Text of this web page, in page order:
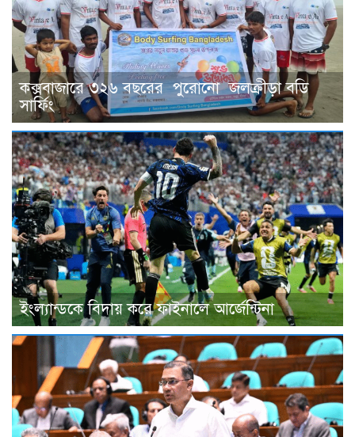
কক্সবাজারে ৩২৬ বছরের পুরোনো জলক্রীড়া বডি
সার্ফিং
ইংল্যান্ডকে বিদায় করে ফাইনালে আর্জেন্টিনা